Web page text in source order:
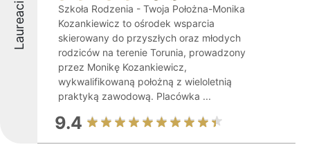
Laureaci
Szkoła Rodzenia - Twoja Położna-Monika
Kozankiewicz to ośrodek wsparcia
skierowany do przyszłych oraz młodych
rodziców na terenie Torunia, prowadzony
przez Monikę Kozankiewicz,
wykwalifikowaną położną z wieloletnią
praktyką zawodową. Placówka ...
9.4